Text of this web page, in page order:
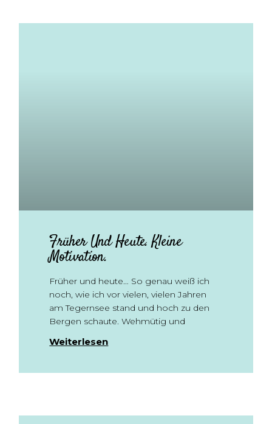
Früher Und Heute. Kleine
Motivation.
Früher und heute… So genau weiß ich
noch, wie ich vor vielen, vielen Jahren
am Tegernsee stand und hoch zu den
Bergen schaute. Wehmütig und
Weiterlesen